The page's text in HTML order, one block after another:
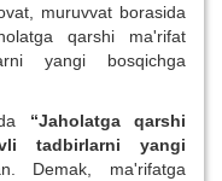
muruvvat borasida
qarshi ma'rifat
yangi bosqichga
“Jaholatga qarshi
tadbirlarni yangi
Demak, ma'rifatga